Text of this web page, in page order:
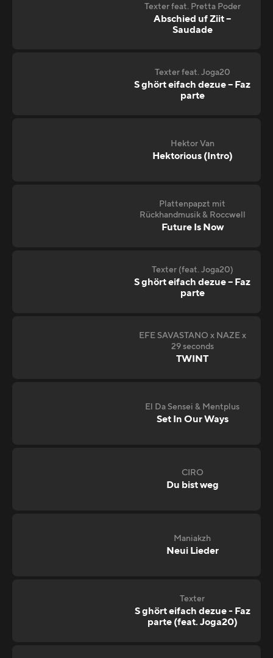
Texter feat. Pretta Poder
Abschied uf Ziit –
Saudade
Texter feat. Joga20
S ghört eifach dezue – Faz
parte
Hektor Van
Hektorious (Intro)
Plattenpapzt mit
Rückhandmusik & Roccwell
Future Is Now
Texter (feat. Joga20)
S ghört eifach dezue – Faz
parte
EFE SAVASTANO x NAZE x
29 seconds
TWINT
El Da Sensei & Mentplus
Set In Our Ways
CIRO
Du bist weg
Maniakzh
Neui Lieder
Texter
S ghört eifach dezue - Faz
parte (feat. Joga20)